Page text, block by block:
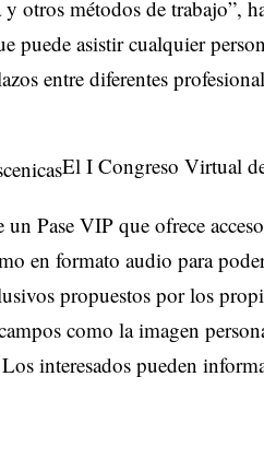
otros métodos de trabajo”,
puede asistir cualquier
entre diferentes
El I Congreso Virtual
Pase VIP que ofrece
en formato audio para
propuestos por los
como la imagen
interesados pueden